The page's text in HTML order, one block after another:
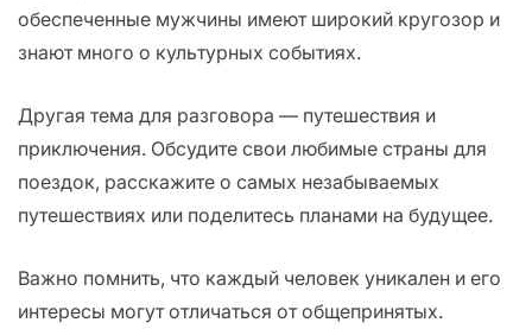
обеспеченные мужчины имеют широкий кругозор и
знают много о культурных событиях.
Другая тема для разговора — путешествия и
приключения. Обсудите свои любимые страны для
поездок, расскажите о самых незабываемых
путешествиях или поделитесь планами на будущее.
Важно помнить, что каждый человек уникален и его
интересы могут отличаться от общепринятых.